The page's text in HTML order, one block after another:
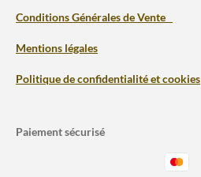
Conditions Générales de Vente
Mentions légales
Politique de confidentialité et cookies
Paiement sécurisé